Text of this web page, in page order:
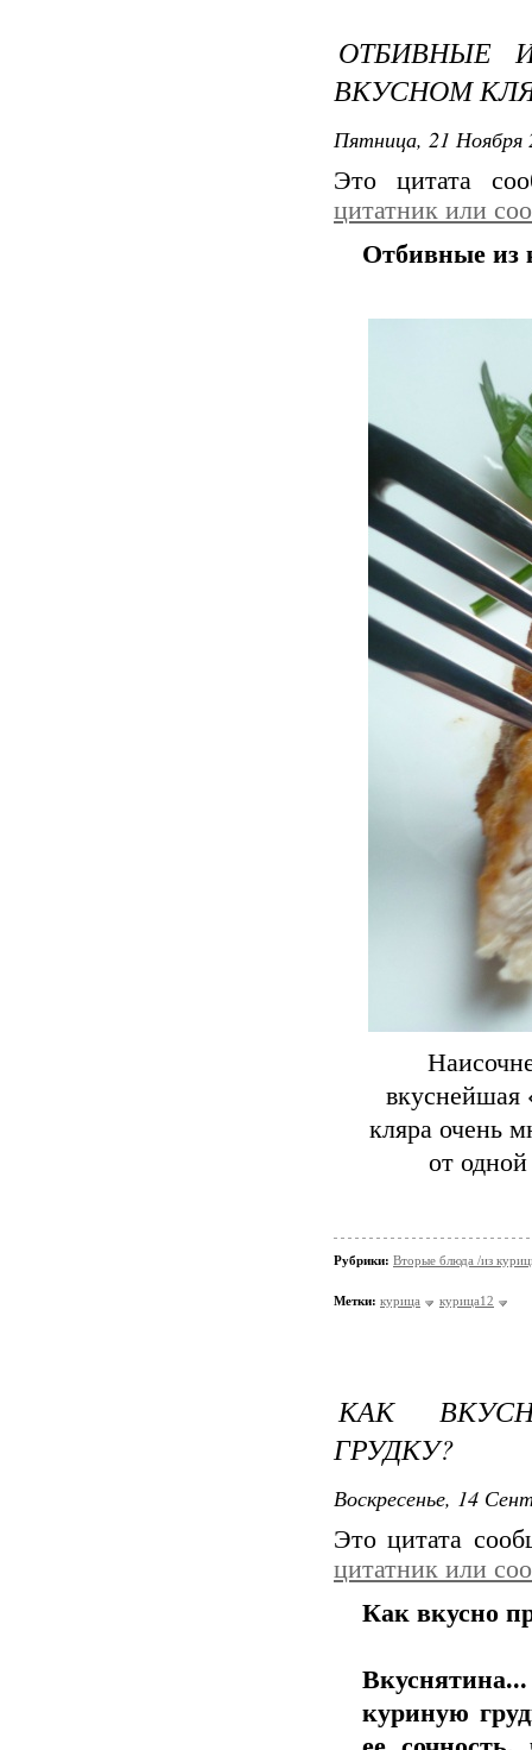
ОТБИВНЫЕ
ВКУСНОМ
Пятница, 21 Ноября
Это цитата
цитатник или
Отбивные из
вкуснейшая
кляра очень
от
Рубрики: Вторые блюда /из
Метки: курица курица12
КАК
ГРУДКУ?
Воскресенье, 14
Это цитата
цитатник или
Как вкусно
куриную